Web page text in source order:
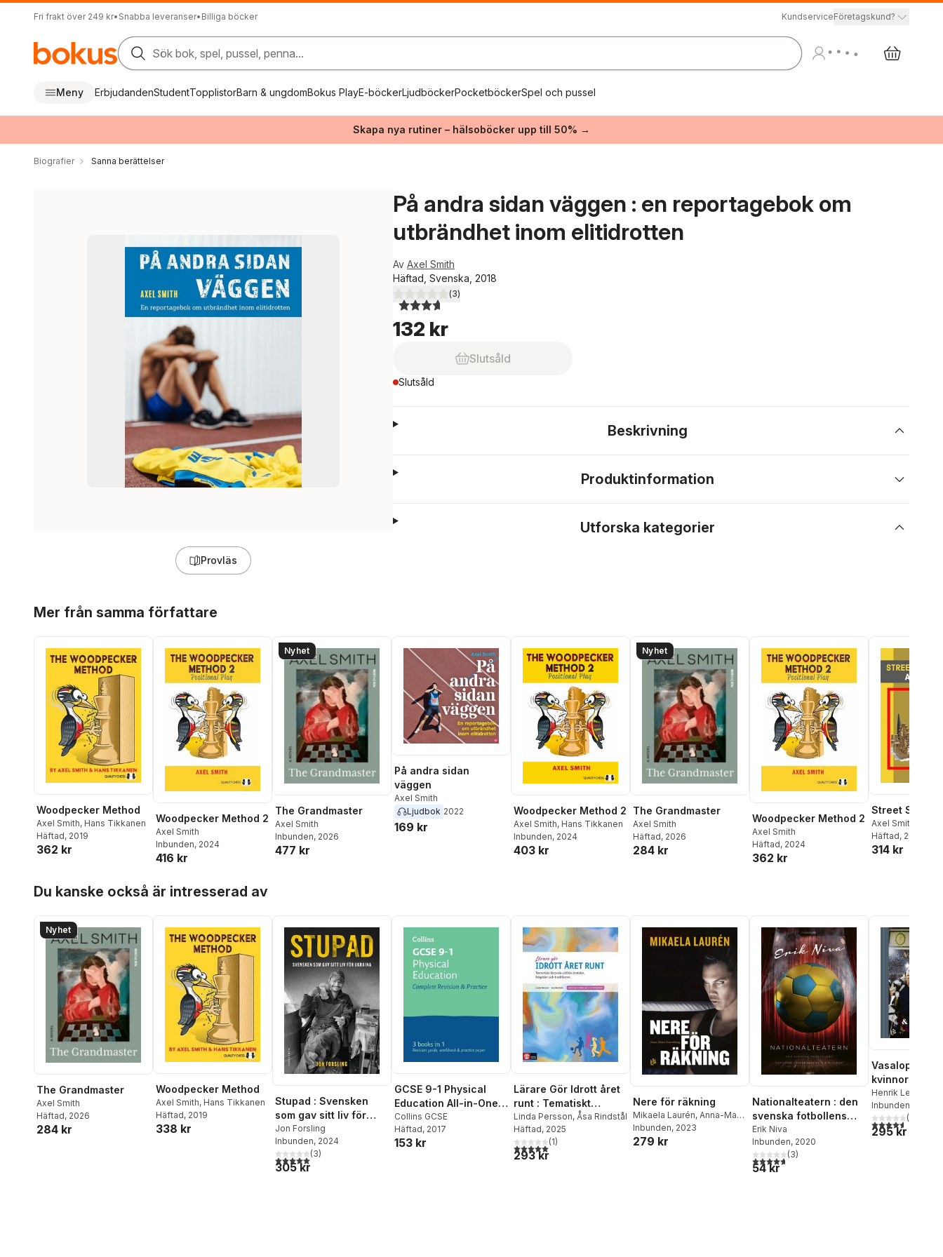
Fri frakt över 249 kr• Snabba leveranser• Billiga böcker KundserviceFöretagskund?
Sök bok, spel, pussel, penna...
Meny ErbjudandenStudentTopplistorBarn & ungdomBokus PlayE-böckerLjudböckerPocketböckerSpel och pussel
Skapa nya rutiner – hälsoböcker upp till 50% →
Biografier Sanna berättelser
Provläs
På andra sidan väggen : en reportagebok om
utbrändhet inom elitidrotten
Av Axel Smith
Häftad, Svenska, 2018
3,7utav 5 stjärnor. Totalt antal röster:
(3)
132 kr
Slutsåld
Slutsåld
Beskrivning
Produktinformation
Utforska kategorier
Mer från samma författare
Woodpecker Method
Axel Smith, Hans Tikkanen
Häftad, 2019
362 kr
Woodpecker Method 2
Axel Smith
Inbunden, 2024
416 kr
Nyhet
The Grandmaster
Axel Smith
Inbunden, 2026
477 kr
På andra sidan
väggen
Axel Smith
Ljudbok 2022
169 kr
Woodpecker Method 2
Axel Smith, Hans Tikkanen
Inbunden, 2024
403 kr
Nyhet
The Grandmaster
Axel Smith
Häftad, 2026
284 kr
Woodpecker Method 2
Axel Smith
Häftad, 2024
362 kr
Street Smart
Axel Smith
Häftad, 2021
314 kr
Du kanske också är intresserad av
Nyhet
The Grandmaster
Axel Smith
Häftad, 2026
284 kr
Woodpecker Method
Axel Smith, Hans Tikkanen
Häftad, 2019
338 kr
Stupad : Svensken
som gav sitt liv för
Ukraina
Jon Forsling
Inbunden, 2024
5,0utav 5 stjärnor. Totalt antal röster:
(3)
305 kr
GCSE 9-1 Physical
Education All-in-One
Complete Revision
and Practice
Collins GCSE
Häftad, 2017
153 kr
Lärare Gör Idrott året
runt : Tematiskt
lärande utifrån
årstider, högtider och
traditioner
Linda Persson, Åsa Rindstål
Häftad, 2025
5,0utav 5 stjärnor. Totalt antal röster:
(1)
293 kr
Nere för räkning
Mikaela Laurén, Anna-Maria
Stawreberg
Inbunden, 2023
279 kr
Nationalteatern : den
svenska fotbollens
huvudrollsinnehavare
och bifigurer
Erik Niva
Inbunden, 2020
4,7utav 5 stjärnor. Totalt antal röster:
(3)
54 kr
Vasaloppet :
kvinnor och
fäders spår
Henrik Lenngren
Inbunden
4,6utav 5(
295 kr